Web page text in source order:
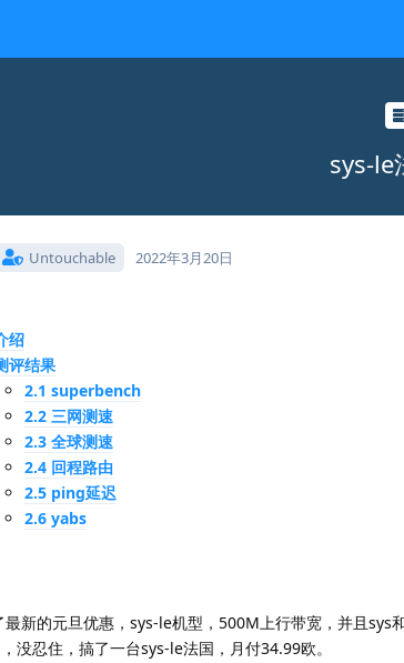
sys-le
Untouchable 2022年3月20日
绍
评结果
2.1 superbench
2.2 三网测速
2.3 全球测速
2.4 回程路由
2.5 ping延迟
2.6 yabs
最新的元旦优惠，sys-le机型，500M上行带宽，并且sys
，没忍住，搞了一台sys-le法国，月付34.99欧。